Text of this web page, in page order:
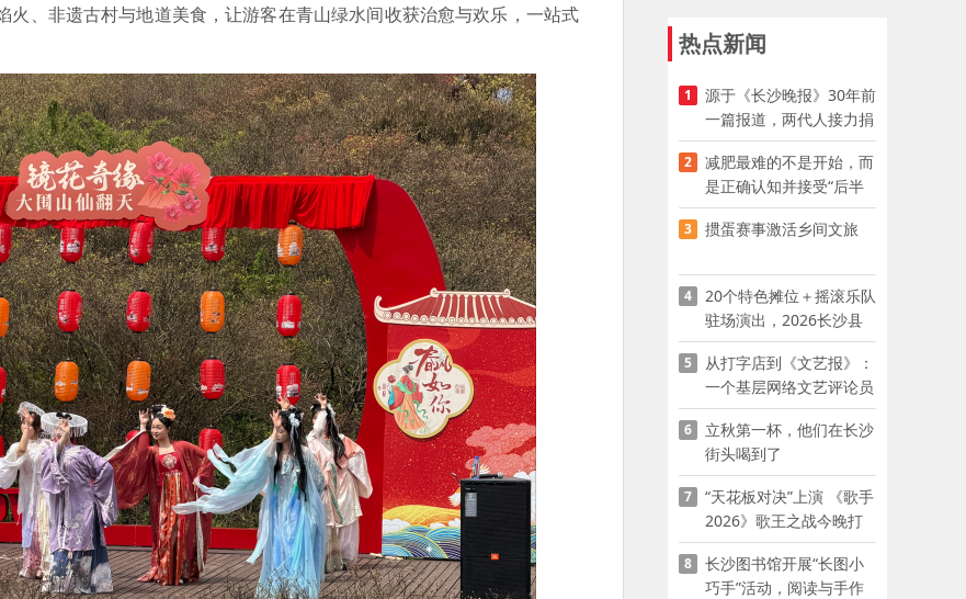
火、非遗古村与地道美食，让游客在青山绿水间收获治愈与欢乐，一站式
热点新闻
1
源于《长沙晚报》30年前
一篇报道，两代人接力捐
资助学
2
减肥最难的不是开始，而
是正确认知并接受“后半
程”
3 掼蛋赛事激活乡间文旅
4
20个特色摊位＋摇滚乐队
驻场演出，2026长沙县
夜市嘉年华启幕
5
从打字店到《文艺报》：
一个基层网络文艺评论员
的突围
6
立秋第一杯，他们在长沙
街头喝到了
7
“天花板对决”上演 《歌手
2026》歌王之战今晚打
响
8
长沙图书馆开展“长图小
巧手”活动，阅读与手作